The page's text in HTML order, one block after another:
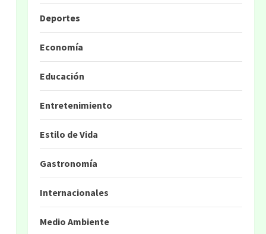
Deportes
Economía
Educación
Entretenimiento
Estilo de Vida
Gastronomía
Internacionales
Medio Ambiente